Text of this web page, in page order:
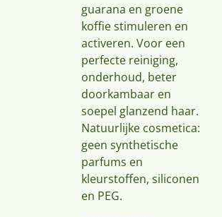
guarana en groene
koffie stimuleren en
activeren. Voor een
perfecte reiniging,
onderhoud, beter
doorkambaar en
soepel glanzend haar.
Natuurlijke cosmetica:
geen synthetische
parfums en
kleurstoffen, siliconen
en PEG.